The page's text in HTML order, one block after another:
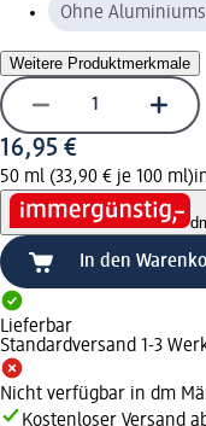
Ohne
Weitere Produktmerkmale
16,95 €
50 ml (33,90 € je 100 ml)
In den
Lieferbar
Standardversand 1-3
Nicht verfügbar in dm
Kostenloser Versand